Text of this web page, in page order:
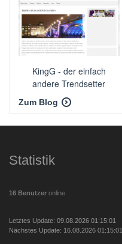
KingG - der einfach
andere Trendsetter
Zum Blog
Statistik
16 Benutzer online
Letztes Update: 09.08.2026 01:15:01
Nächstes Update: 16.08.2026 01:15:01